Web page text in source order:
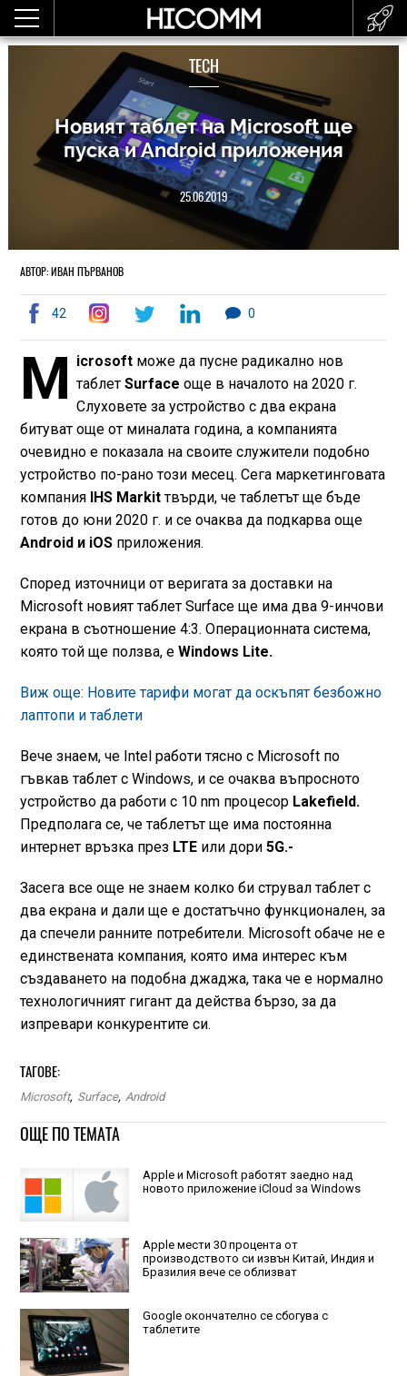
TECH
Новият таблет на Microsoft ще
пуска и Android приложения
25.06.2019
АВТОР: ИВАН ПЪРВАНОВ
42 0
M icrosoft може да пусне радикално нов
таблетSurface още в началото на 2020 г.
Слуховете за устройство с два екрана
битуват още от миналата година, а компанията
очевидно е показала на своите служители подобно
устройство по-рано този месец. Сега маркетинговата
компания IНS Markitтвърди, че таблетът ще бъде
готов до юни 2020 г. и се очаква да подкарва още
Android и iOSприложения.
Според източници от веригата за доставки на
Microsoft новият таблет Surface ще има два 9-инчови
екрана в съотношение 4:3. Операционната система,
която той ще ползва, е Windows Litе.
Виж още: Новите тарифи могат да оскъпят безбожно
лаптопи и таблети
Вече знаем, че Intel работи тясно с Microsoft по
гъвкав таблет с Windows, и се очаква въпросното
устройство да работи с 10 nm процесор Lakefield.
Предполага се, че таблетът ще има постоянна
интернет връзка през LTEили дори 5G.-
Засега все още не знаем колко би струвал таблет с
два екрана и дали ще е достатъчно функционален, за
да спечели ранните потребители. Microsoft обаче не е
единствената компания, която има интерес към
създаването на подобна джаджа, така че е нормално
технологичният гигант да действа бързо, за да
изпревари конкурентите си.
ТАГОВЕ:
Microsoft, Surface, Android
ОЩЕ ПО ТЕМАТА
Apple и Microsoft работят заедно над
новото приложение iCloud за Windows
Apple мести 30 процента от
производството си извън Китай, Индия и
Бразилия вече се облизват
Google окончателно се сбогува с
таблетите